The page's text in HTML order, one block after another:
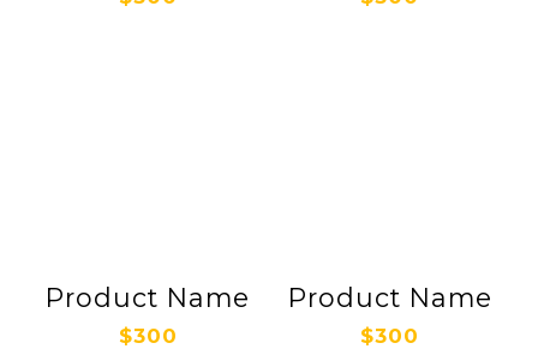
Product Name
$300
Product Name
$300